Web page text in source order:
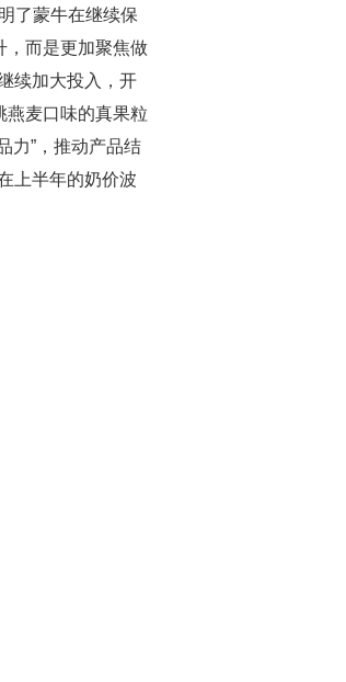
了蒙牛在继续保
，而是更加聚焦做
续加大投入，开
燕麦口味的真果粒
力”，推动产品结
上半年的奶价波